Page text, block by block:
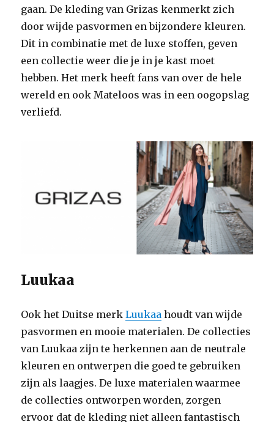
gaan. De kleding van Grizas kenmerkt zich
door wijde pasvormen en bijzondere kleuren.
Dit in combinatie met de luxe stoffen, geven
een collectie weer die je in je kast moet
hebben. Het merk heeft fans van over de hele
wereld en ook Mateloos was in een oogopslag
verliefd.
Luukaa
Ook het Duitse merkLuukaa houdt van wijde
pasvormen en mooie materialen. De collecties
van Luukaa zijn te herkennen aan de neutrale
kleuren en ontwerpen die goed te gebruiken
zijn als laagjes. De luxe materialen waarmee
de collecties ontworpen worden, zorgen
ervoor dat de kleding niet alleen fantastisch